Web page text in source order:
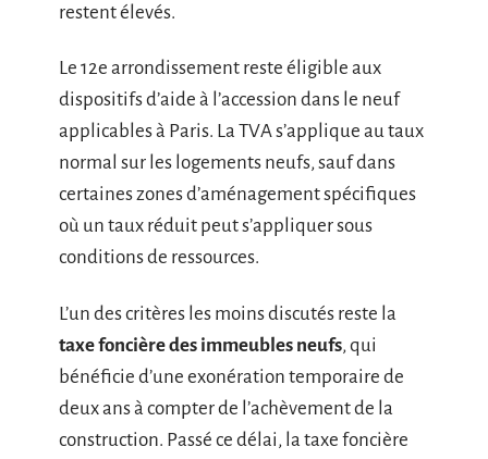
restent élevés.
Le 12e arrondissement reste éligible aux
dispositifs d’aide à l’accession dans le neuf
applicables à Paris. La TVA s’applique au taux
normal sur les logements neufs, sauf dans
certaines zones d’aménagement spécifiques
où un taux réduit peut s’appliquer sous
conditions de ressources.
L’un des critères les moins discutés reste la
taxe foncière des immeubles neufs, qui
bénéficie d’une exonération temporaire de
deux ans à compter de l’achèvement de la
construction. Passé ce délai, la taxe foncière